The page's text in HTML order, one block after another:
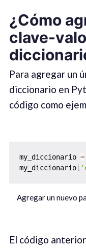
¿Cómo
clave-
Para agregar un
diccionario en
código como
my_diccionario =
my_diccionario[
Agregar un nuevo
El código